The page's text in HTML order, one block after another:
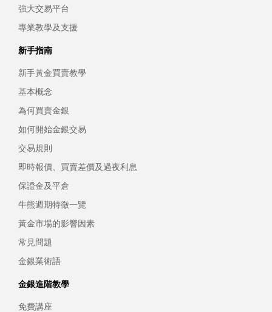
強大交易平台
專業教學及支援
新手指南
新手黃金買賣教學
基本概念
為何買賣金銀
如何開始金銀交易
交易規則
即時報價、買賣差價及過夜利息
保證金及平倉
牛熊週期特徵一覽
黃金市場的影響因素
常見問題
金銀業術語
金銀進階教學
免費講座